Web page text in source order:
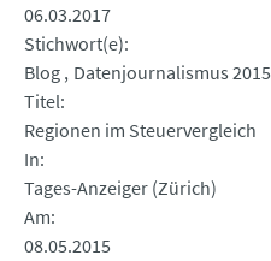
06.03.2017
Stichwort(e)
Blog Datenjournalismus 2015
Titel
Regionen im Steuervergleich
In
Tages-Anzeiger (Zürich)
Am
08.05.2015